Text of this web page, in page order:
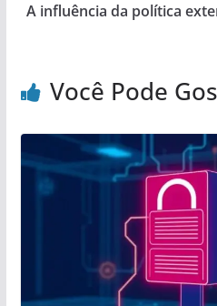
A influência da política
Você Pode